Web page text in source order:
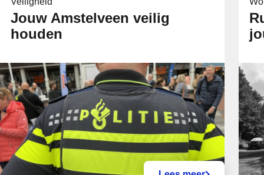
Jouw Amstelveen veilig
houden